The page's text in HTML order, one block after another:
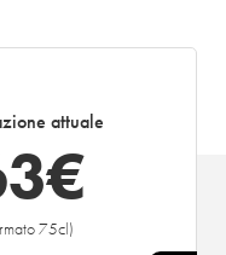
attuale
€
75cl)